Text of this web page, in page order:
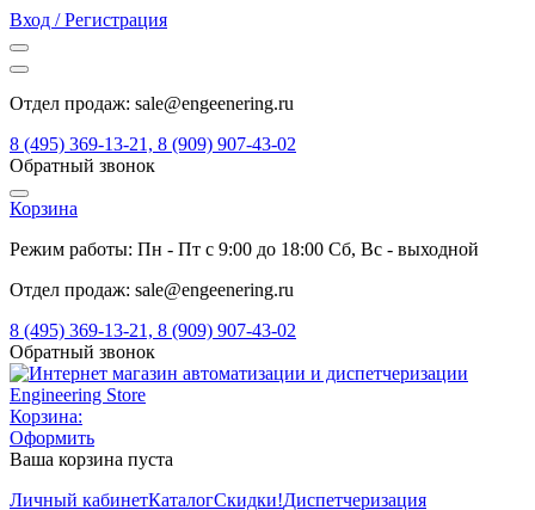
Вход / Регистрация
Отдел продаж: sale@engeenering.ru
8 (495) 369-13-21, 8 (909) 907-43-02
Обратный звонок
Корзина
Режим работы: Пн - Пт с 9:00 до 18:00 Сб, Вс - выходной
Отдел продаж: sale@engeenering.ru
8 (495) 369-13-21, 8 (909) 907-43-02
Обратный звонок
Корзина:
Оформить
Ваша корзина пуста
Личный кабинетКаталогСкидки!Диспетчеризация